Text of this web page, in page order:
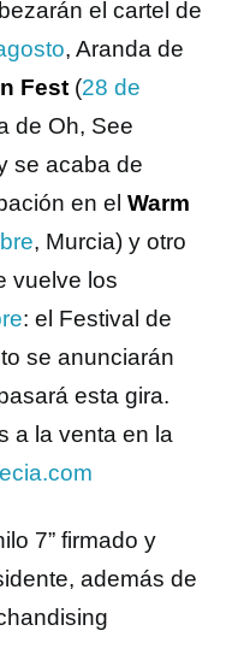
el cartel de
, Aranda de
Fest (28 de
de Oh, See
se acaba de
en el Warm
, Murcia) y otro
vuelve los
: el Festival de
se anunciarán
esta gira.
a la venta en la
7” firmado y
además de